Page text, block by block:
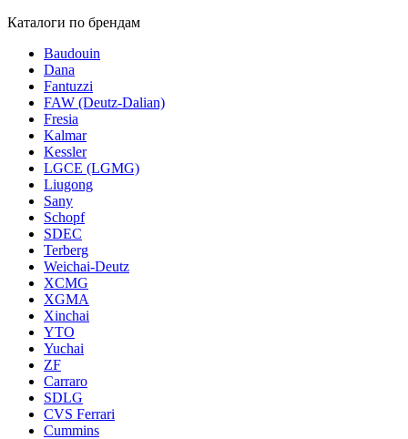
Каталоги по брендам
Baudouin
Dana
Fantuzzi
FAW (Deutz-Dalian)
Fresia
Kalmar
Kessler
LGCE (LGMG)
Liugong
Sany
Schopf
SDEC
Terberg
Weichai-Deutz
XCMG
XGMA
Xinchai
YTO
Yuchai
ZF
Carraro
SDLG
CVS Ferrari
Cummins